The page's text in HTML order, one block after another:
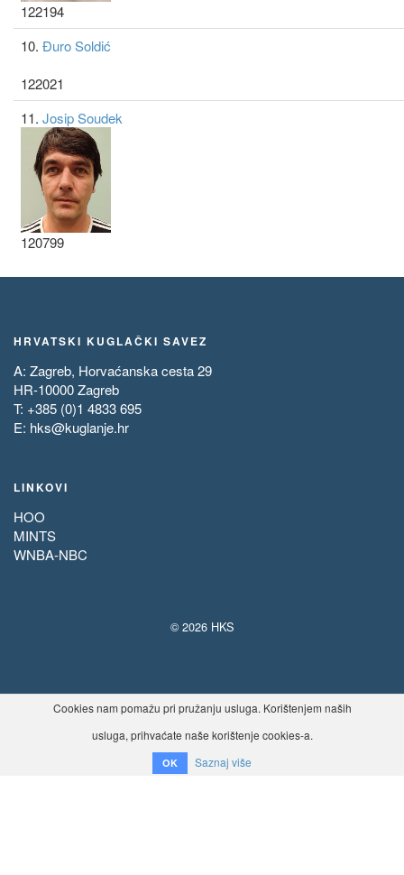
122194
10. Đuro Soldić
122021
11. Josip Soudek
120799
HRVATSKI KUGLAČKI SAVEZ
A: Zagreb, Horvaćanska cesta 29
HR-10000 Zagreb
T: +385 (0)1 4833 695
E: hks@kuglanje.hr
LINKOVI
HOO
MINTS
WNBA-NBC
© 2026 HKS
Cookies nam pomažu pri pružanju usluga. Korištenjem naših
usluga, prihvaćate naše korištenje cookies-a.
OK Saznaj više